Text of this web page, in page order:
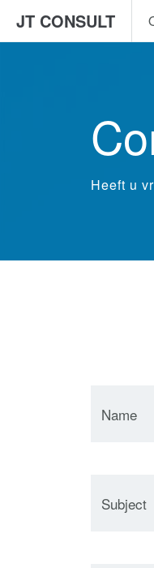
JT CONSULT
Heeft u